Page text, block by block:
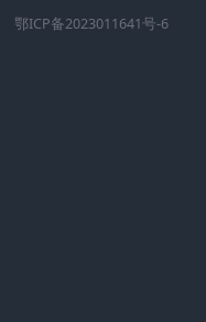
鄂ICP备2023011641号-6